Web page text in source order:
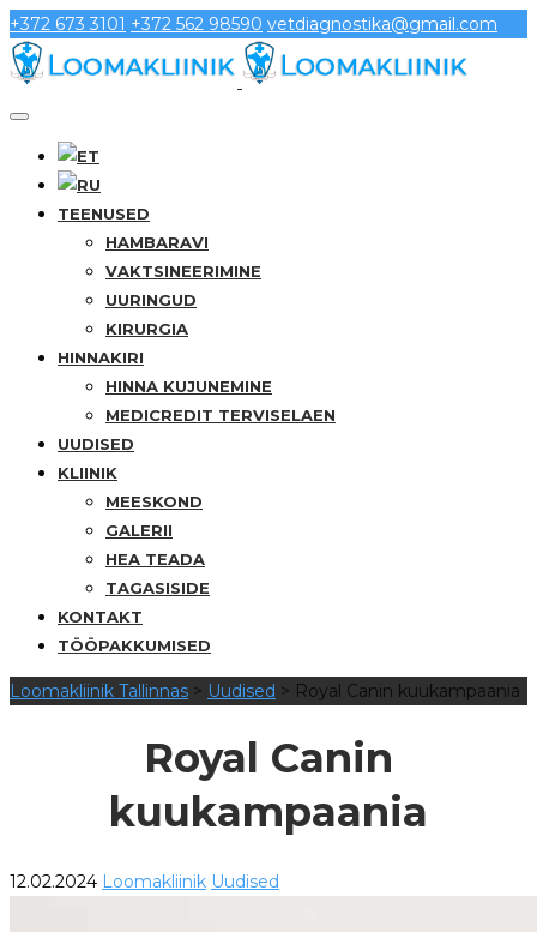
+372 673 3101 +372 562 98590 vetdiagnostika@gmail.com
TEENUSED
HAMBARAVI
VAKTSINEERIMINE
UURINGUD
KIRURGIA
HINNAKIRI
HINNA KUJUNEMINE
MEDICREDIT TERVISELAEN
UUDISED
KLIINIK
MEESKOND
GALERII
HEA TEADA
TAGASISIDE
KONTAKT
TÖÖPAKKUMISED
Loomakliinik Tallinnas > Uudised > Royal Canin kuukampaania
Royal Canin
kuukampaania
12.02.2024 Loomakliinik Uudised